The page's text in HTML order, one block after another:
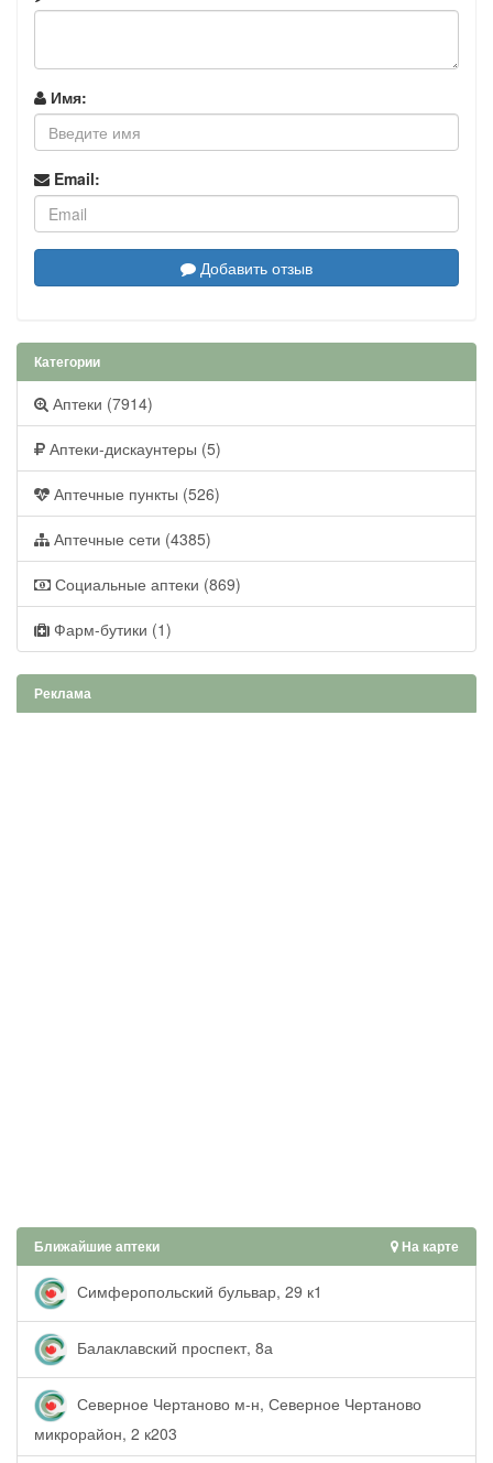
Имя:
Email:
Добавить отзыв
Категории
Аптеки (7914)
Аптеки-дискаунтеры (5)
Аптечные пункты (526)
Аптечные сети (4385)
Социальные аптеки (869)
Фарм-бутики (1)
Реклама
Ближайшие аптеки На карте
Симферопольский бульвар, 29 к1
Балаклавский проспект, 8а
Северное Чертаново м-н, Северное Чертаново
микрорайон, 2 к203